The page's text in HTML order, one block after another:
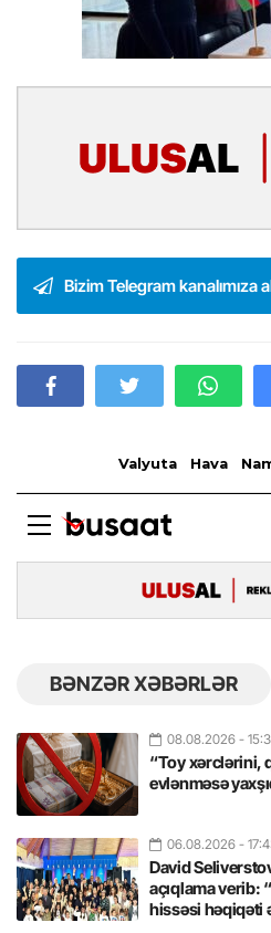
Bizim Telegram kanalımıza
BƏNZƏR XƏBƏRLƏR
08.08.2026 -
“Toy xərclərini,
evlənməsə
06.08.2026 -
David
açıqlama verib:
hissəsi həqiqəti